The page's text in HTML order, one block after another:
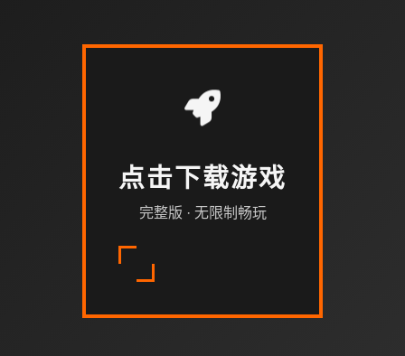
点击下载游戏
完整版 · 无限制畅玩